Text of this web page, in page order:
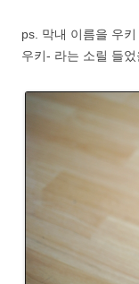
ps. 막내 이름을 우
우키- 라는 소릴 들